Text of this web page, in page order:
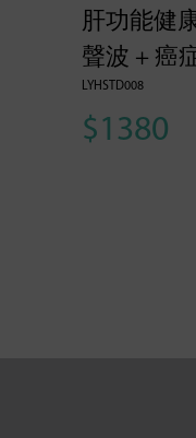
肝功能健
聲波 + 癌
LYHSTD008
$1380